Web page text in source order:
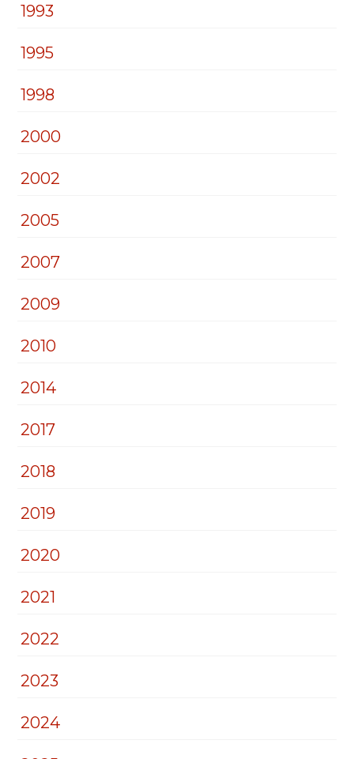
1993
1995
1998
2000
2002
2005
2007
2009
2010
2014
2017
2018
2019
2020
2021
2022
2023
2024